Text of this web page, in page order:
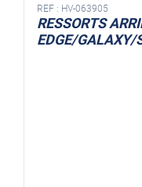
REF : HV-063905
RESSORTS
EDGE/